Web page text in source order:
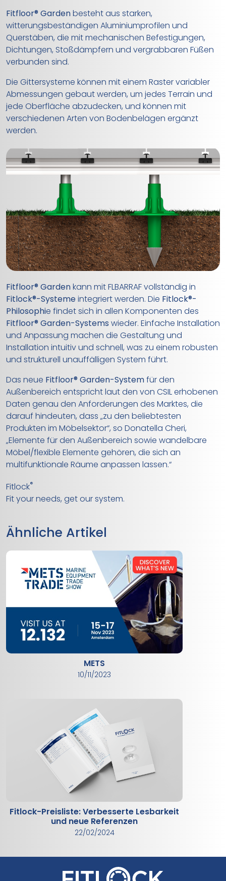
Fitfloor® Gardenbesteht aus starken,
witterungsbeständigen Aluminiumprofilen und
Querstäben, die mit mechanischen Befestigungen,
Dichtungen, Stoßdämpfern und vergrabbaren Füßen
verbunden sind.
Die Gittersysteme können mit einem Raster variabler
Abmessungen gebaut werden, um jedes Terrain und
jede Oberfläche abzudecken, und können mit
verschiedenen Arten von Bodenbelägen ergänzt
werden.
Fitfloor® Gardenkann mit FLBARRAF vollständig in
Fitlock®-Systemeintegriert werden. Die Fitlock®-
Philosophie findet sich in allen Komponenten des
Fitfloor® Garden-Systems wieder. Einfache Installation
und Anpassung machen die Gestaltung und
Installation intuitiv und schnell, was zu einem robusten
und strukturell unauffälligen System führt.
Das neue Fitfloor® Garden-Systemfür den
Außenbereich entspricht laut den von CSIL erhobenen
Daten genau den Anforderungen des Marktes, die
darauf hindeuten, dass „zu den beliebtesten
Produkten im Möbelsektor“, so Donatella Cheri,
„Elemente für den Außenbereich sowie wandelbare
Möbel/flexible Elemente gehören, die sich an
multifunktionale Räume anpassen lassen.“
Fitlock®
Fit your needs, get our system.
Ähnliche Artikel
METS
10/11/2023
Fitlock-Preisliste: Verbesserte Lesbarkeit
und neue Referenzen
22/02/2024